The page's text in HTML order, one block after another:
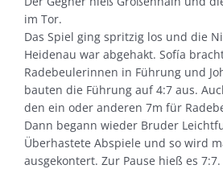
im Tor.
Das Spiel ging spritzig los und die
Heidenau war abgehakt. Sofía
Radebeulerinnen in Führung und
bauten die Führung auf 4:7 aus.
den ein oder anderen 7m für
Dann begann wieder Bruder
Überhastete Abspiele und so wird
ausgekontert. Zur Pause hieß es 7:7.